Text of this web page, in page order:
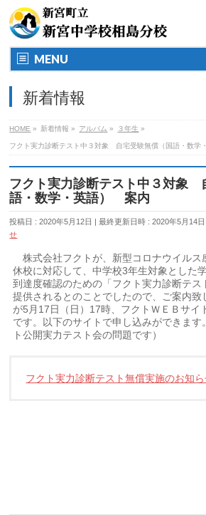
MENU
新着情報
HOME » 新着情報 » アルバム » ３年生 »
フクト実力診断テスト中３対象 自宅受験無償（国語・数学
フクト実力診断テスト中３対象
語・数学・英語） 案内
投稿日 : 2020年5月12日 最終更新日時 : 2020年5月14日
せ
株式会社フクトが、新型コロナウイルス
休校に対応して、中学校3年生対象とした
到達度確認のための「フクト実力診断テス
提供されるとのことでしたので、ご案内致
が5月17日（日）17時、フクトＷＥＢサイ
です。以下のサイトで申し込みができます
ト公開実力テスト会の問題です）
フクト実力診断テスト無償実施のお知